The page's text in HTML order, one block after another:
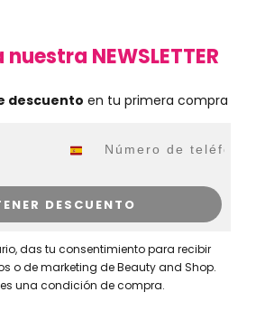
NEWSLETTER
descuento en tu primera compra
DESCUENTO
das tu consentimiento para recibir
o de marketing de Beauty and Shop.
una condición de compra.